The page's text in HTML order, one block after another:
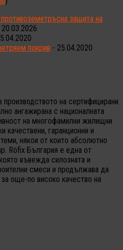
защита на
20.03.2026
покрив - 25.04.2020
на сертифицирани
ангажирана с националната
на многофамилни жилищни
качествени, гаранционни и
някои от които абсолютно
Röfix България е една от
въвежда силозната и
смеси и продължава да
още-по високо качество на